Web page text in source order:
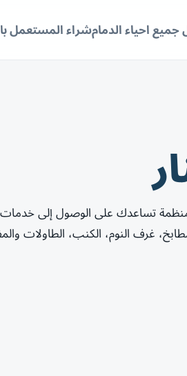
احياء الدمامشراء المستعمل
تساعدك على الوصول إلى
غرف النوم، الكنب، الطاولات